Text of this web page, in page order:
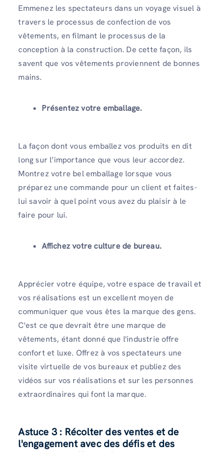
Emmenez les spectateurs dans un voyage visuel à
travers le processus de confection de vos
vêtements, en filmant le processus de la
conception à la construction. De cette façon, ils
savent que vos vêtements proviennent de bonnes
mains.
Présentez votre emballage.
La façon dont vous emballez vos produits en dit
long sur l’importance que vous leur accordez.
Montrez votre bel emballage lorsque vous
préparez une commande pour un client et faites-
lui savoir à quel point vous avez du plaisir à le
faire pour lui.
Affichez votre culture de bureau.
Apprécier votre équipe, votre espace de travail et
vos réalisations est un excellent moyen de
communiquer que vous êtes la marque des gens.
C'est ce que devrait être une marque de
vêtements, étant donné que l'industrie offre
confort et luxe. Offrez à vos spectateurs une
visite virtuelle de vos bureaux et publiez des
vidéos sur vos réalisations et sur les personnes
extraordinaires qui font la marque.
Astuce 3 : Récolter des ventes et de
l'engagement avec des défis et des